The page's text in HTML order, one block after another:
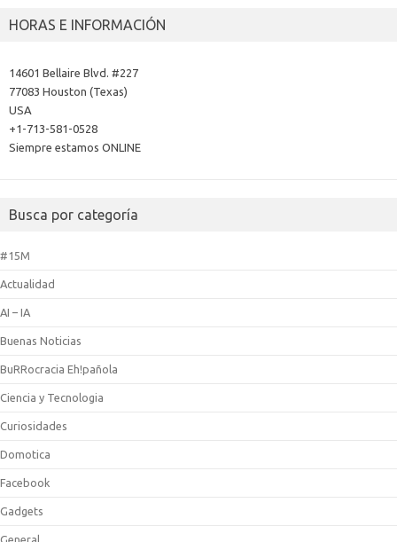
HORAS E INFORMACIÓN
14601 Bellaire Blvd. #227
77083 Houston (Texas)
USA
+1-713-581-0528
Siempre estamos ONLINE
Busca por categoría
#15M
Actualidad
AI – IA
Buenas Noticias
BuRRocracia Eh!pañola
Ciencia y Tecnologia
Curiosidades
Domotica
Facebook
Gadgets
General